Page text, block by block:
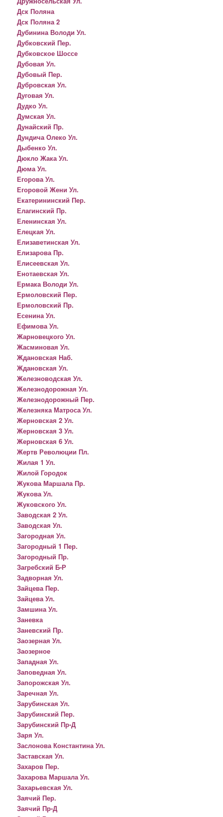
Дск Поляна
Дск Поляна 2
Дубинина Володи Ул.
Дубковский Пер.
Дубковское Шоссе
Дубовая Ул.
Дубовый Пер.
Дубровская Ул.
Дуговая Ул.
Дудко Ул.
Думская Ул.
Дунайский Пр.
Дундича Олеко Ул.
Дыбенко Ул.
Дюкло Жака Ул.
Дюма Ул.
Егорова Ул.
Егоровой Жени Ул.
Екатерининский Пер.
Елагинский Пр.
Еленинская Ул.
Елецкая Ул.
Елизаветинская Ул.
Елизарова Пр.
Елисеевская Ул.
Енотаевская Ул.
Ермака Володи Ул.
Ермоловский Пер.
Ермоловский Пр.
Есенина Ул.
Ефимова Ул.
Жарновецкого Ул.
Жасминовая Ул.
Ждановская Наб.
Ждановская Ул.
Железноводская Ул.
Железнодорожная Ул.
Железнодорожный Пер.
Железняка Матроса Ул.
Жерновская 2 Ул.
Жерновская 3 Ул.
Жерновская 6 Ул.
Жертв Революции Пл.
Жилая 1 Ул.
Жилой Городок
Жукова Маршала Пр.
Жукова Ул.
Жуковского Ул.
Заводская 2 Ул.
Заводская Ул.
Загородная Ул.
Загородный 1 Пер.
Загородный Пр.
Загребский Б-Р
Задворная Ул.
Зайцева Пер.
Зайцева Ул.
Замшина Ул.
Заневка
Заневский Пр.
Заозерная Ул.
Заозерное
Западная Ул.
Заповедная Ул.
Запорожская Ул.
Заречная Ул.
Зарубинская Ул.
Зарубинский Пер.
Зарубинский Пр-Д
Заря Ул.
Заслонова Константина Ул.
Заставская Ул.
Захаров Пер.
Захарова Маршала Ул.
Захарьевская Ул.
Заячий Пер.
Заячий Пр-Д